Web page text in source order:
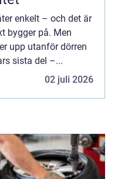
enkelt – och det är
bygger på. Men
upp utanför dörren
sista del –...
02 juli 2026